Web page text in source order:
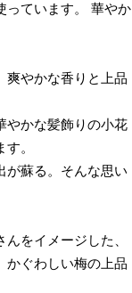
っています。 華やか
爽やかな香りと上品
やかな髪飾りの小花
。
が蘇る。そんな思い
をイメージした、
かぐわしい梅の上品